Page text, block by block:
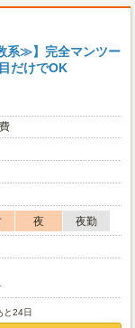
系≫】完全マンツー
だけでOK
夜
夜勤
と24日